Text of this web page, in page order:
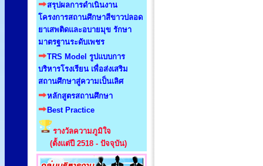
สรุปผลการดำเนินงาน
โครงการสถานศึกษาสีขาวปลอด
ยาเสพติดและอบายมุข รักษา
มาตรฐานระดับเพชร
TRS Model รูปแบบการ
บริหารโรงเรียน เพื่อส่งเสริม
สถานศึกษาสู่ความเป็นเลิศ
หลักสูตรสถานศึกษา
Best Practice
รางวัลความภูมิใจ
(ตั้งแต่ปี 2518 - ปัจจุบัน)